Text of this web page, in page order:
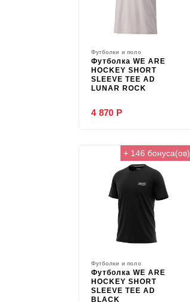
Футболки и поло
Футболка WE ARE
HOCKEY SHORT
SLEEVE TEE AD
LUNAR ROCK
4 870 Р
+ 146 бонуса(ов)
Футболки и поло
Футболка WE ARE
HOCKEY SHORT
SLEEVE TEE AD
BLACK